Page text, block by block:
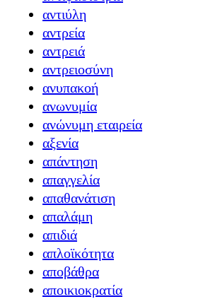
αντιύλη
αντρεία
αντρειά
αντρειοσύνη
ανυπακοή
ανωνυμία
ανώνυμη εταιρεία
αξενία
απάντηση
απαγγελία
απαθανάτιση
απαλάμη
απιδιά
απλοϊκότητα
αποβάθρα
αποικιοκρατία